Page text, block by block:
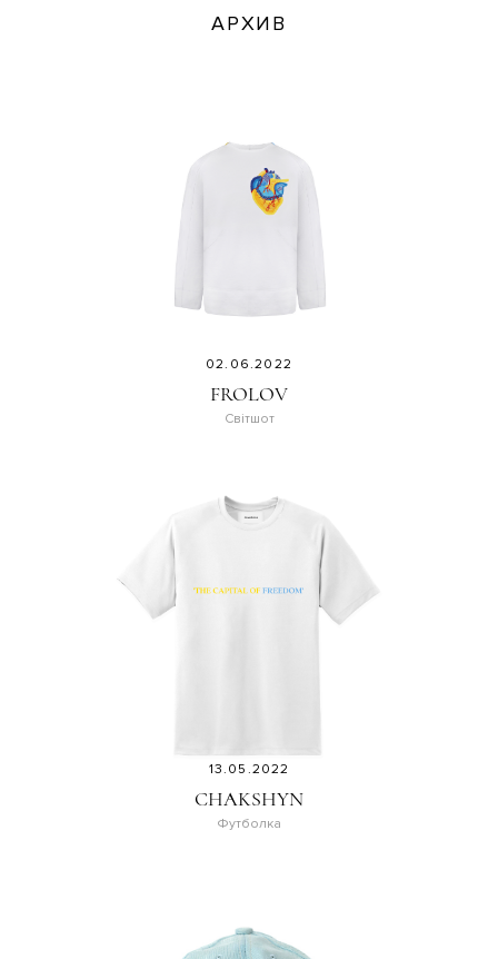
АРХИВ
02.06.2022
FROLOV
Світшот
13.05.2022
CHAKSHYN
Футболка